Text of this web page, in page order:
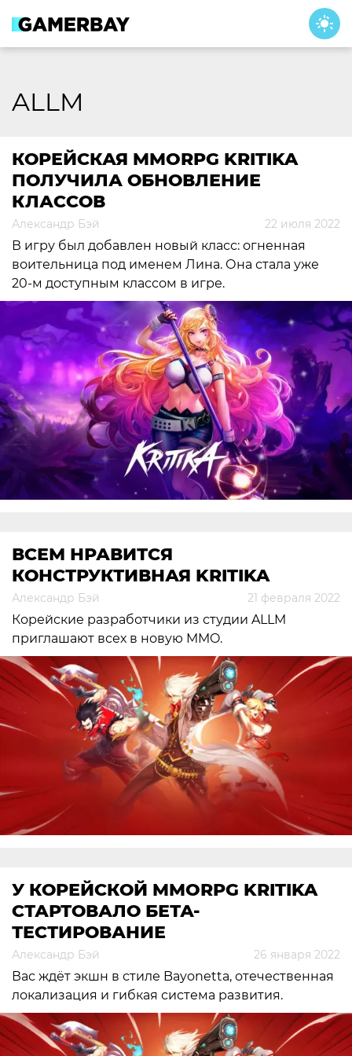
content
ALLM
КОРЕЙСКАЯ MMORPG KRITIKA
ПОЛУЧИЛА ОБНОВЛЕНИЕ
КЛАССОВ
Александр Бэй 22 июля 2022
В игру был добавлен новый класс: огненная
воительница под именем Лина. Она стала уже
20-м доступным классом в игре.
ВСЕМ НРАВИТСЯ
КОНСТРУКТИВНАЯ KRITIKA
Александр Бэй 21 февраля 2022
Корейские разработчики из студии ALLM
приглашают всех в новую MMO.
У КОРЕЙСКОЙ MMORPG KRITIKA
СТАРТОВАЛО БЕТА-
ТЕСТИРОВАНИЕ
Александр Бэй 26 января 2022
Вас ждёт экшн в стиле Bayonetta, отечественная
локализация и гибкая система развития.